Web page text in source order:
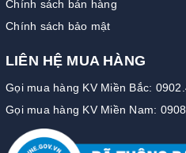
Chính sách bán hàng
Chính sách bảo mật
LIÊN HỆ MUA HÀNG
Gọi mua hàng KV Miền Bắc:
Gọi mua hàng KV Miền Nam: